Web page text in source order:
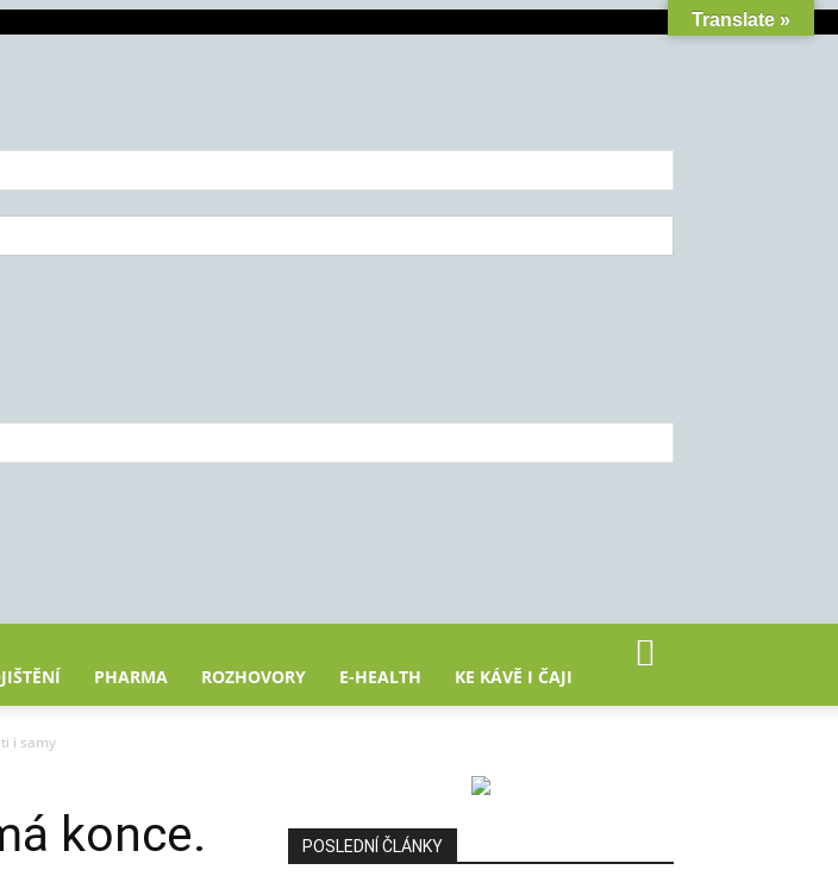
PHARMA ROZHOVORY E-HEALTH KE KÁVĚ I ČAJI
i samy
konce.
POSLEDNÍ ČLÁNKY
Translate »